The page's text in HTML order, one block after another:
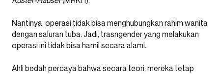
Nantinya, operasi tidak bisa menghubungkan rahim wanita
dengan saluran tuba. Jadi, trasngender yang melakukan
operasi ini tidak bisa hamil secara alami.
Ahli bedah percaya bahwa secara teori, mereka tetap